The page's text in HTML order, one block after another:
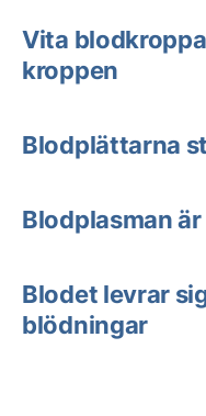
Vita
kroppen
Blodplättarna
Blodplasman
Blodet levrar
blödningar